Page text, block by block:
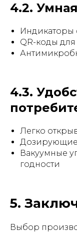
4.2.
Индикаторы
QR-коды
4.3.
Легко
Дозирующие
Вакуумные
годности
5.
Выбор